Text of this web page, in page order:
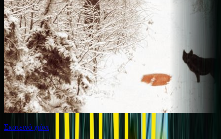
Σκοτεινό χιόνι